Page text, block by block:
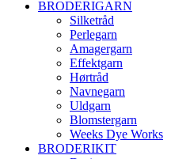
BRODERIGARN
Silketråd
Perlegarn
Amagergarn
Effektgarn
Hørtråd
Navnegarn
Uldgarn
Blomstergarn
Weeks Dye Works
BRODERIKIT